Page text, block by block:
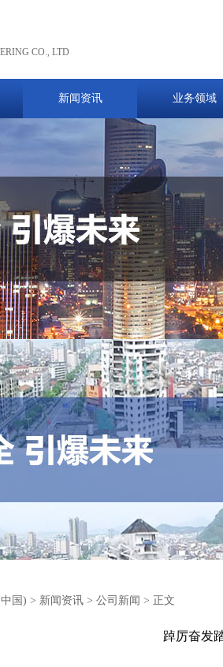
CO., LTD
新闻资讯 业务领域
国) > 新闻资讯 > 公司新闻 > 正文
踔厉奋发